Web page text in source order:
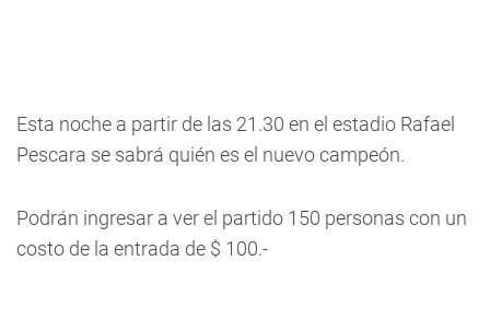
Esta noche a partir de las 21.30 en el estadio Rafael
Pescara se sabrá quién es el nuevo campeón.
Podrán ingresar a ver el partido 150 personas con un
costo de la entrada de $ 100.-